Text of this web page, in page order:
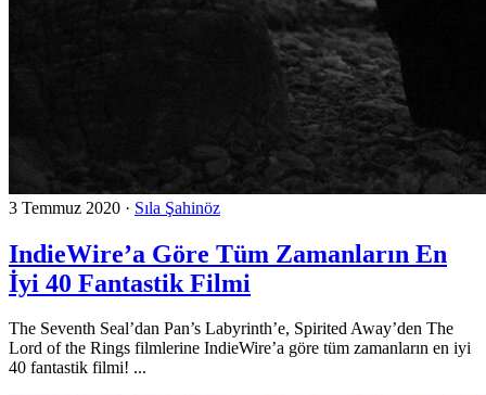
3 Temmuz 2020 · Sıla Şahinöz
IndieWire’a Göre Tüm Zamanların En
İyi 40 Fantastik Filmi
The Seventh Seal’dan Pan’s Labyrinth’e, Spirited Away’den The
Lord of the Rings filmlerine IndieWire’a göre tüm zamanların en iyi
40 fantastik filmi! ...